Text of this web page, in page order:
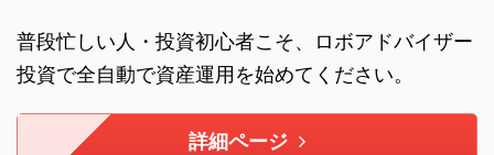
普段忙しい人・投資初心者こそ、ロボアドバイザー
投資で全自動で資産運用を始めてください。
詳細ページ